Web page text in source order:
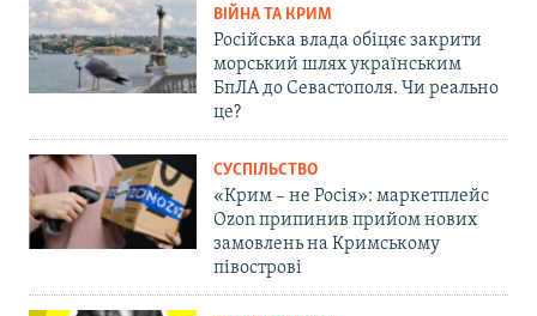
ВІЙНА ТА КРИМ
Російська влада обіцяє закрити
морський шлях українським
БпЛА до Севастополя. Чи реально
це?
СУСПІЛЬСТВО
«Крим – не Росія»: маркетплейс
Ozon припинив прийом нових
замовлень на Кримському
півострові